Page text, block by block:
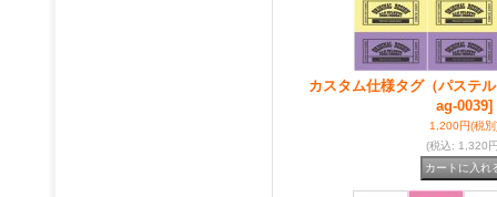
カスタム仕様タグ（パステ
ag-0039]
1,200円(税別
(税込: 1,320